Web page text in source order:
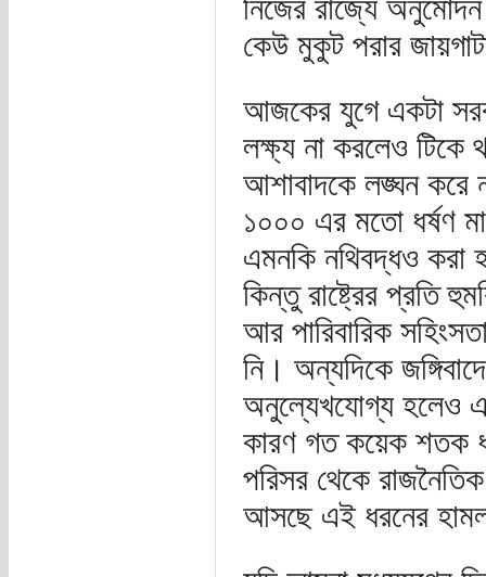
নিজের রাজ্যে
কেউ মুকুট পরার
আজকের যুগে একটা
লক্ষ্য না করলেও টিকে
আশাবাদকে লঙ্ঘন করে
১০০০ এর মতো ধর্ষণ
এমনকি নথিবদ্ধও করা
কিন্তু রাষ্ট্রের প্রতি
আর পারিবারিক
নি। অন্যদিকে
অনুল্যেখযোগ্য হলেও
কারণ গত কয়েক শতক
পরিসর থেকে
আসছে এই ধরনের